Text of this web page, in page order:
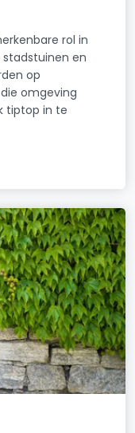
rol in
stadstuinen en
op
omgeving
tiptop in te